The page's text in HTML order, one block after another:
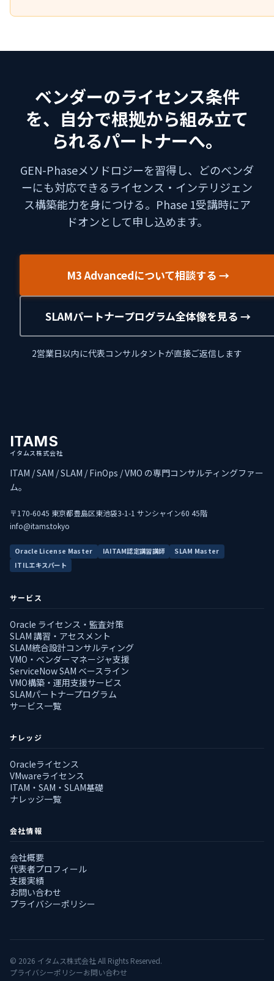
ベンダーのライセンス条件
を、自分で根拠から組み立て
られるパートナーへ。
GEN-Phaseメソドロジーを習得し、どのベンダ
ーにも対応できるライセンス・インテリジェン
ス構築能力を身につける。Phase 1受講時にア
ドオンとして申し込めます。
M3 Advancedについて相談する →
SLAMパートナープログラム全体像を見る →
2営業日以内に代表コンサルタントが直接ご返信します
ITAMS
イタムス株式会社
ITAM / SAM / SLAM / FinOps / VMO の専門コンサルティングファー
ム。
〒170-6045 東京都豊島区東池袋3-1-1 サンシャイン60 45階
info@itams.tokyo
Oracle License Master IAITAM認定講習講師
SLAM Master
ITILエキスパート
サービス
Oracle ライセンス・監査対策
SLAM 講習・アセスメント
SLAM統合設計コンサルティング
VMO・ベンダーマネージャ支援
ServiceNow SAM ベースライン
VMO構築・運用支援サービス
SLAMパートナープログラム
サービス一覧
ナレッジ
Oracleライセンス
VMwareライセンス
ITAM・SAM・SLAM基礎
ナレッジ一覧
会社情報
会社概要
代表者プロフィール
支援実績
お問い合わせ
プライバシーポリシー
© 2026 イタムス株式会社 All Rights Reserved.
プライバシーポリシーお問い合わせ